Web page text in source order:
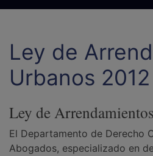
Ley de
Urbanos 2012
Ley de
El Departamento de Derecho
Abogados, especializado en